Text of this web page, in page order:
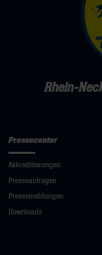
Rhein-
Pressecenter
Akkreditierungen
Presseanfragen
Pressemeldungen
Downloads